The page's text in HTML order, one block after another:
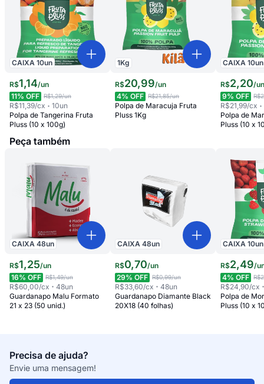
CAIXA 10un
R$1,14/un
11% OFF R$1,29/un
R$11,39/cx 10un
Polpa de Tangerina Fruta
Pluss (10 x 100g)
1Kg
R$20,99/un
4% OFF R$21,85/un
Polpa de Maracuja Fruta
Pluss 1Kg
CAIXA10un
R$2,20/
9% OFF
R$21,99/cx
Polpa de
Pluss (10 x
Peça também
CAIXA 48un
R$1,25/un
16% OFF R$1,49/un
R$60,00/cx 48un
Guardanapo Malu Formato
21 x 23 (50 unid.)
CAIXA48un
R$0,70/un
29% OFF R$0,99/un
R$33,60/cx 48un
Guardanapo Diamante Black
20X18 (40 folhas)
CAIXA10un
R$2,49/
4% OFF
R$24,90/cx
Polpa de
Pluss (10 x
Precisa de ajuda?
Envie uma mensagem!